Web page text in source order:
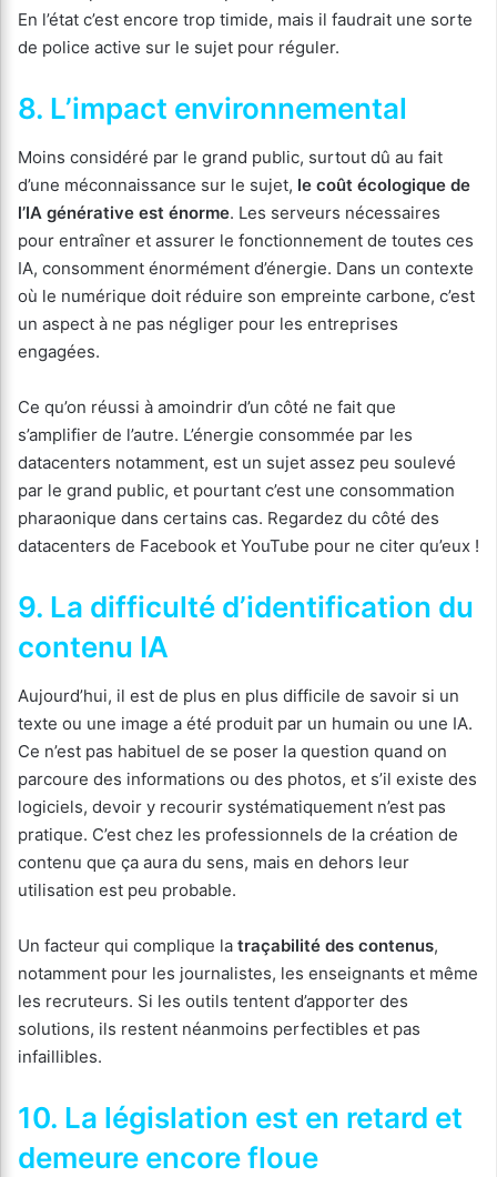
En l’état c’est encore trop timide, mais il faudrait une sorte
de police active sur le sujet pour réguler.
8. L’impact environnemental
Moins considéré par le grand public, surtout dû au fait
d’une méconnaissance sur le sujet, le coût écologique de
l’IA générative est énorme. Les serveurs nécessaires
pour entraîner et assurer le fonctionnement de toutes ces
IA, consomment énormément d’énergie. Dans un contexte
où le numérique doit réduire son empreinte carbone, c’est
un aspect à ne pas négliger pour les entreprises
engagées.
Ce qu’on réussi à amoindrir d’un côté ne fait que
s’amplifier de l’autre. L’énergie consommée par les
datacenters notamment, est un sujet assez peu soulevé
par le grand public, et pourtant c’est une consommation
pharaonique dans certains cas. Regardez du côté des
datacenters de Facebook et YouTube pour ne citer qu’eux !
9. La difficulté d’identification du
contenu IA
Aujourd’hui, il est de plus en plus difficile de savoir si un
texte ou une image a été produit par un humain ou une IA.
Ce n’est pas habituel de se poser la question quand on
parcoure des informations ou des photos, et s’il existe des
logiciels, devoir y recourir systématiquement n’est pas
pratique. C’est chez les professionnels de la création de
contenu que ça aura du sens, mais en dehors leur
utilisation est peu probable.
Un facteur qui complique la traçabilité des contenus,
notamment pour les journalistes, les enseignants et même
les recruteurs. Si les outils tentent d’apporter des
solutions, ils restent néanmoins perfectibles et pas
infaillibles.
10. La législation est en retard et
demeure encore floue